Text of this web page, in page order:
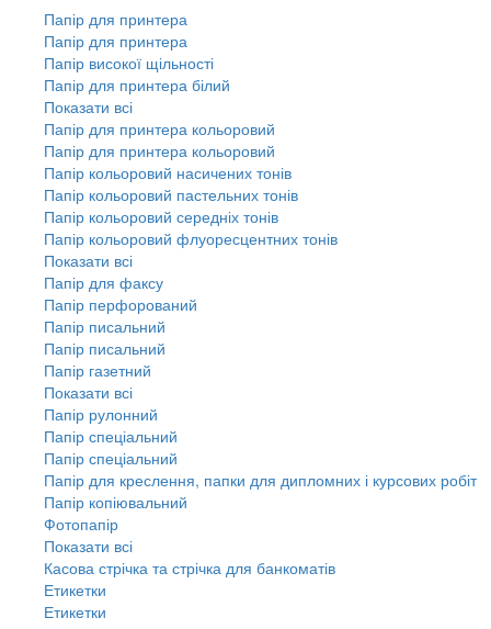
Папір для принтера
Папір для принтера
Папір високої щільності
Папір для принтера білий
Показати всі
Папір для принтера кольоровий
Папір для принтера кольоровий
Папір кольоровий насичених тонів
Папір кольоровий пастельних тонів
Папір кольоровий середніх тонів
Папір кольоровий флуоресцентних тонів
Показати всі
Папір для факсу
Папір перфорований
Папір писальний
Папір писальний
Папір газетний
Показати всі
Папір рулонний
Папір спеціальний
Папір спеціальний
Папір для креслення, папки для дипломних і курсових робіт
Папір копіювальний
Фотопапір
Показати всі
Касова стрічка та стрічка для банкоматів
Етикетки
Етикетки